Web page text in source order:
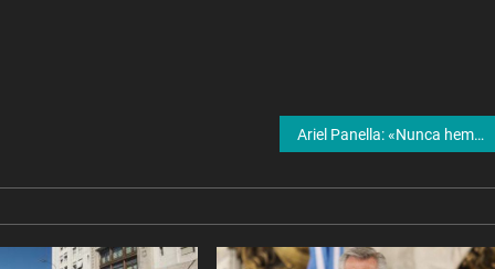
Ariel Panella: «Nunca hemos sido un destino caro, y en este contexto de bolsillo flaco, hay muchas promociones»